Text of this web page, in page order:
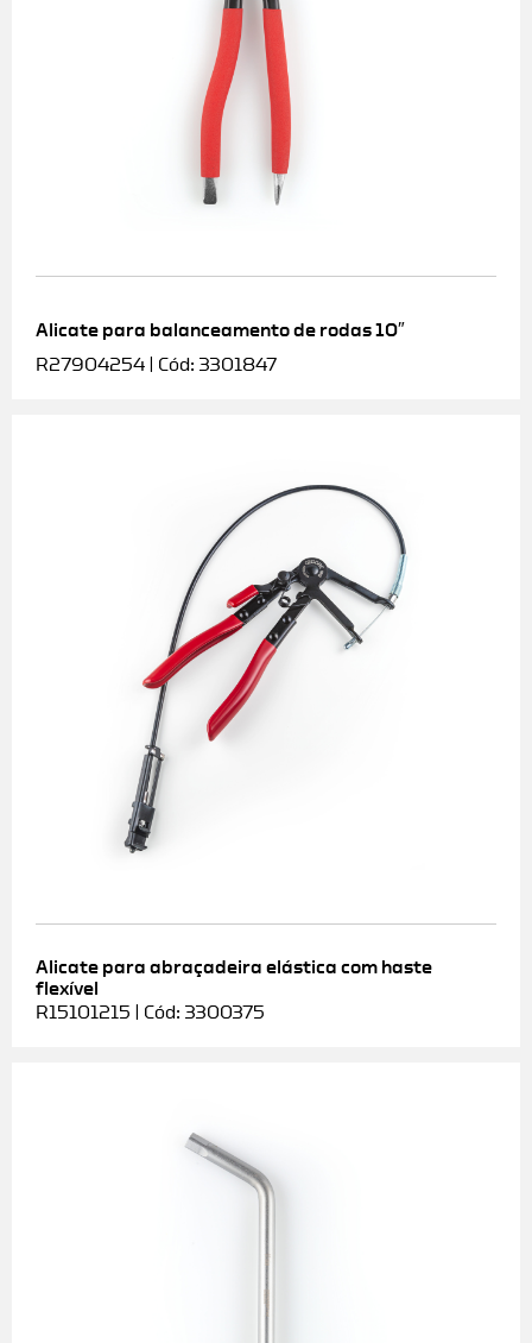
Alicate para balanceamento de rodas 10″
R27904254 | Cód: 3301847
Alicate para abraçadeira elástica com haste
flexível
R15101215 | Cód: 3300375